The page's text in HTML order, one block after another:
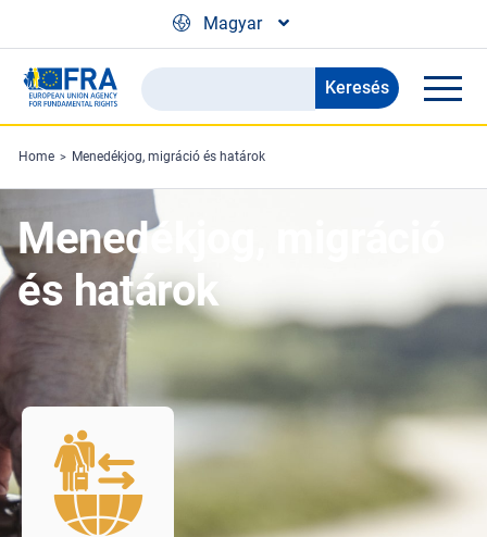
Magyar
Search
the
FRA
website
Keresés
Home Menedékjog, migráció és határok
Menedékjog, migráció
és határok